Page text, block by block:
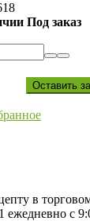
Под заказ
в
ежедневно с